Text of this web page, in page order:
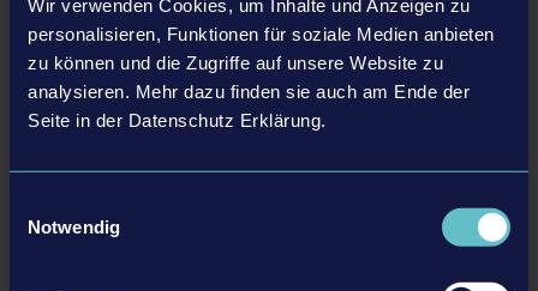
Wir verwenden Cookies, um Inhalte und Anzeigen zu
personalisieren, Funktionen für soziale Medien anbieten
zu können und die Zugriffe auf unsere Website zu
analysieren. Mehr dazu finden sie auch am Ende der
Seite in der Datenschutz Erklärung.
Notwendig
Folgende Artikel könnten dich auch interessieren